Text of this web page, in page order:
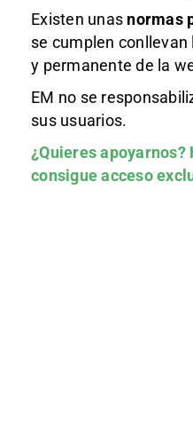
Existen unas normas
se cumplen
y permanente de la
EM no se
sus usuarios.
¿Quieres apoyarnos?
consigue acceso